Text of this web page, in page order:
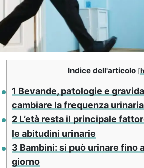
Indice dell'articolo [
1 Bevande, patologie e
cambiare la frequenza urinaria
2 L’età resta il principale
le abitudini urinarie
3 Bambini: si può urinare fino
giorno